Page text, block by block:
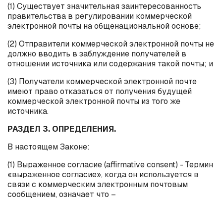
(1) Существует значительная заинтересованность
правительства в регулировании коммерческой
электронной почты на общенациональной основе;
(2) Отправители коммерческой электронной почты не
должно вводить в заблуждение получателей в
отношении источника или содержания такой почты; и
(3) Получатели коммерческой электронной почте
имеют право отказаться от получения будущей
коммерческой электронной почты из того же
источника.
РАЗДЕЛ 3. ОПРЕДЕЛЕНИЯ.
В настоящем Законе:
(1) Выраженное согласие (affirmativeconsent) - Термин
«выраженное согласие», когда он используется в
связи с коммерческим электронным почтовым
сообщением, означает что –